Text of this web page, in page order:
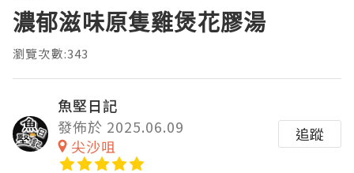
濃郁滋味原隻雞煲花膠湯
瀏覽次數:343
魚堅日記
發佈於 2025.06.09
尖沙咀
追蹤